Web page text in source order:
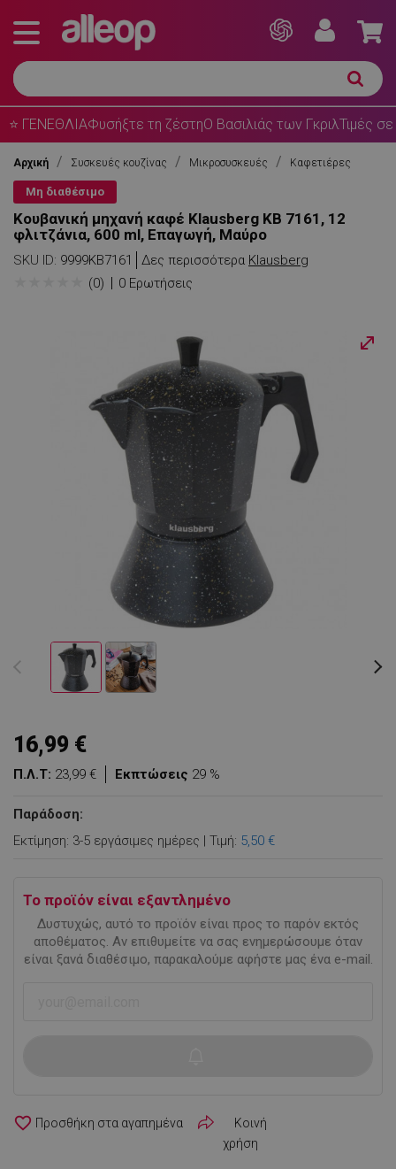
⭐ ΓΕΝΕΘΛΙΑΦυσήξτε τη ζέστηΟ Βασιλιάς των ΓκριλΤιμές σε
Αρχική Συσκευές κουζίνας Μικροσυσκευές Καφετιέρες
Μη διαθέσιμο
Κουβανική μηχανή καφέ Klausberg KB 7161, 12
φλιτζάνια, 600 ml, Επαγωγή, Μαύρο
SKU ID: 9999KB7161 Δες περισσότερα Klausberg
(0) 0 Ερωτήσεις
Εκπτώσεις 29 %
Π.Λ.Τ: 23,99 €
16,99 €
Παράδοση:
Εκτίμηση: 3-5 εργάσιμες ημέρες | Τιμή: 5,50 €
Το προϊόν είναι εξαντλημένο
Δυστυχώς, αυτό το προϊόν είναι προς το παρόν εκτός
αποθέματος. Αν επιθυμείτε να σας ενημερώσουμε όταν
είναι ξανά διαθέσιμο, παρακαλούμε αφήστε μας ένα e-mail.
favorite_border
Κοινή
χρήση